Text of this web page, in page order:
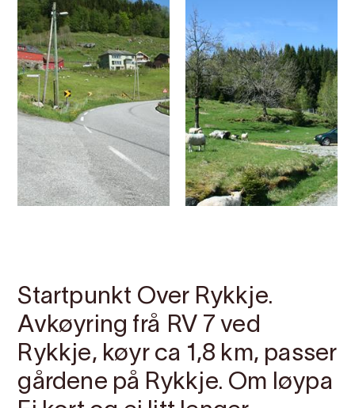
Startpunkt Over Rykkje.
Avkøyring frå RV 7 ved
Rykkje, køyr ca 1,8 km, passer
gårdene på Rykkje. Om løypa